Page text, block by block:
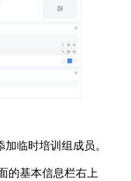
临时培训组成员。
的基本信息栏右上